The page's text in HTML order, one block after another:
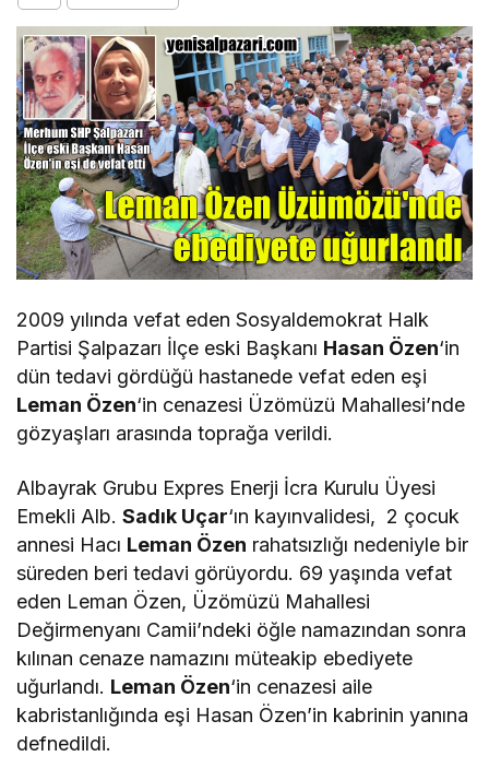
2009 yılında vefat eden Sosyaldemokrat Halk
Partisi Şalpazarı İlçe eski Başkanı Hasan Özen‘in
dün tedavi gördüğü hastanede vefat eden eşi
Leman Özen‘in cenazesi Üzömüzü Mahallesi’nde
gözyaşları arasında toprağa verildi.
Albayrak Grubu Expres Enerji İcra Kurulu Üyesi
Emekli Alb.Sadık Uçar‘ın kayınvalidesi, 2 çocuk
annesi Hacı Leman Özen rahatsızlığı nedeniyle bir
süreden beri tedavi görüyordu. 69 yaşında vefat
eden Leman Özen, Üzömüzü Mahallesi
Değirmenyanı Camii’ndeki öğle namazından sonra
kılınan cenaze namazını müteakip ebediyete
uğurlandı. Leman Özen‘in cenazesi aile
kabristanlığında eşi Hasan Özen’in kabrinin yanına
defnedildi.